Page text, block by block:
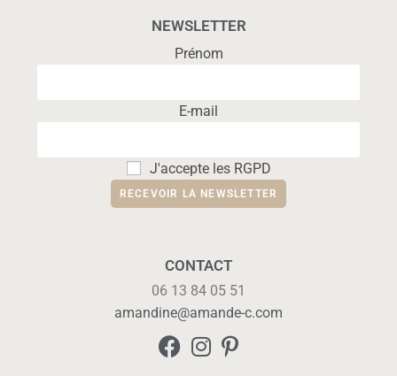
NEWSLETTER
Prénom
E-mail
J'accepte les RGPD
CONTACT
06 13 84 05 51
amandine@amande-c.com